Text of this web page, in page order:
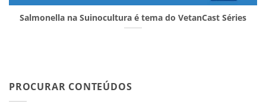
Salmonella na Suinocultura é tema do VetanCast Séries
PROCURAR CONTEÚDOS